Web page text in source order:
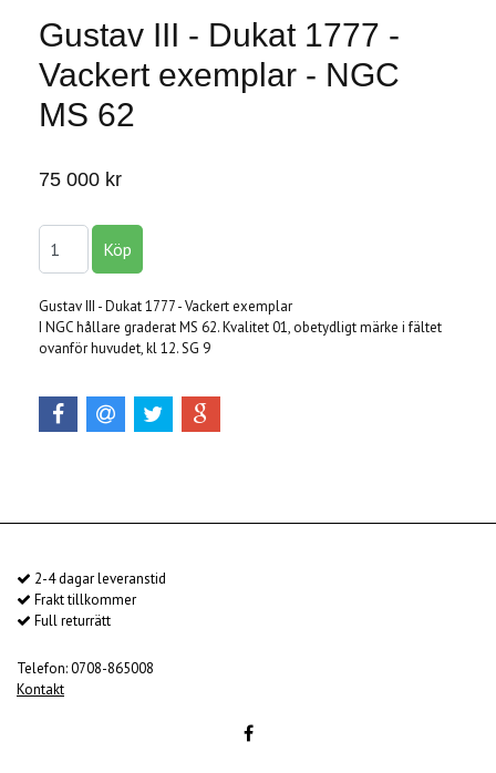
Gustav III - Dukat 1777 -
Vackert exemplar - NGC
MS 62
75 000 kr
Gustav III - Dukat 1777 - Vackert exemplar
I NGC hållare graderat MS 62. Kvalitet 01, obetydligt märke i fältet
ovanför huvudet, kl 12. SG 9
2-4 dagar leveranstid
Frakt tillkommer
Full returrätt
Telefon: 0708-865008
Kontakt